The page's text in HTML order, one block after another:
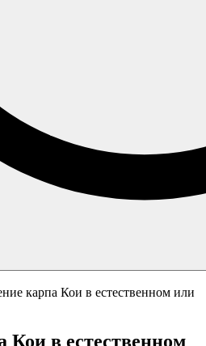
карпа Кои в естественном или
Кои в естественном